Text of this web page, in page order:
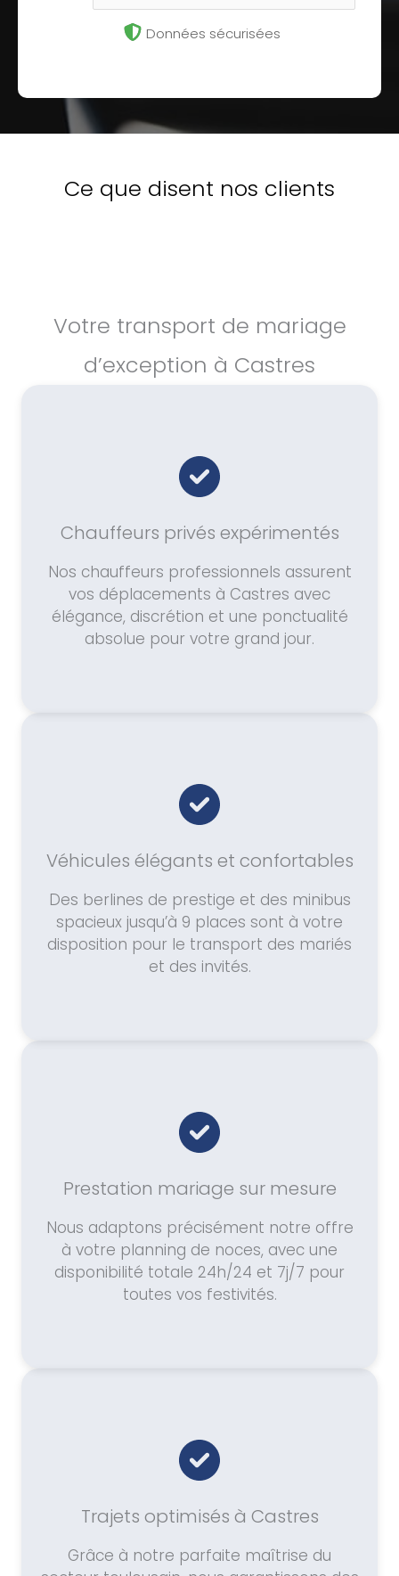
Données sécurisées
Ce que disent nos clients
Votre transport de mariage
d’exception à Castres
Chauffeurs privés expérimentés
Nos chauffeurs professionnels assurent
vos déplacements à Castres avec
élégance, discrétion et une ponctualité
absolue pour votre grand jour.
Véhicules élégants et confortables
Des berlines de prestige et des minibus
spacieux jusqu’à 9 places sont à votre
disposition pour le transport des mariés
et des invités.
Prestation mariage sur mesure
Nous adaptons précisément notre offre
à votre planning de noces, avec une
disponibilité totale 24h/24 et 7j/7 pour
toutes vos festivités.
Trajets optimisés à Castres
Grâce à notre parfaite maîtrise du